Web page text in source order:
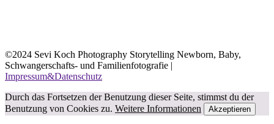
©2024 Sevi Koch Photography Storytelling Newborn, Baby,
Schwangerschafts- und Familienfotografie |
Impressum&Datenschutz
Durch das Fortsetzen der Benutzung dieser Seite, stimmst du der
Benutzung von Cookies zu. Weitere Informationen Akzeptieren